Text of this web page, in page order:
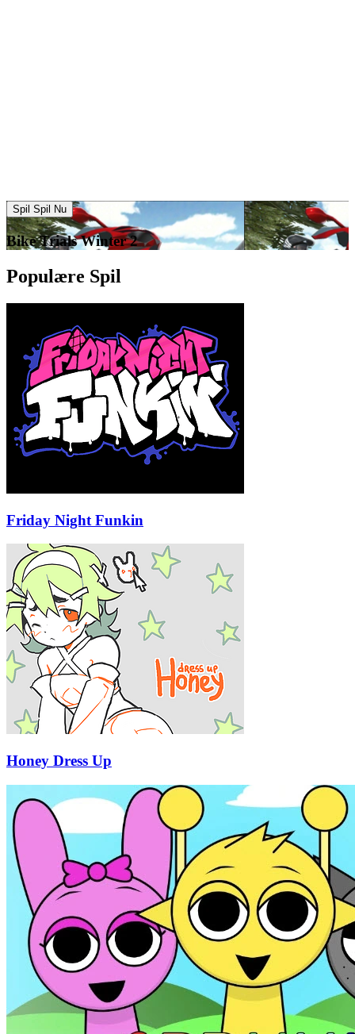
Spil Spil Nu
Bike Trials Winter 2
Populære Spil
Friday Night Funkin
Honey Dress Up